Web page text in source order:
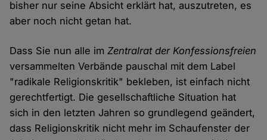
bisher nur seine Absicht erklärt hat, auszutreten, es
aber noch nicht getan hat.
Dass Sie nun alle imZentralrat der Konfessionsfreien
versammelten Verbände pauschal mit dem Label
"radikale Religionskritik" bekleben, ist einfach nicht
gerechtfertigt. Die gesellschaftliche Situation hat
sich in den letzten Jahren so grundlegend geändert,
dass Religionskritik nicht mehr im Schaufenster der